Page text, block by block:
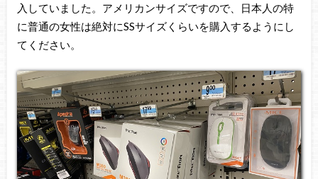
入していました。アメリカンサイズですので、日本人の特
に普通の女性は絶対にSSサイズくらいを購入するようにし
てください。